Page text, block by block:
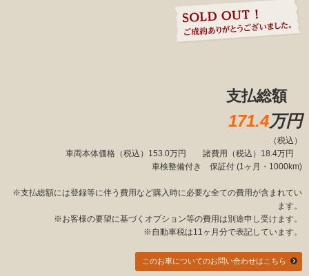
支払総額
171.4万円
（税込）
車両本体価格（税込）153.0万円 諸費用（税込）18.4万円
車検整備付き 保証付 (1ヶ月・1000km)
※支払総額には登録等に伴う費用など購入時に必要な全ての費用が含まれてい
ます。
※お客様の要望に基づくオプション等の費用は別途申し受けます。
※自動車税は11ヶ月分で表記しています。
このお車についてのお問い合わせはこちら